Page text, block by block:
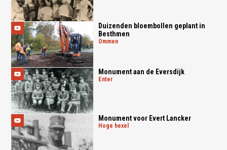
Duizenden bloembollen geplant in
Besthmen
ommen
Monument aan de Eversdijk
enter
Monument voor Evert Lancker
hoge hexel